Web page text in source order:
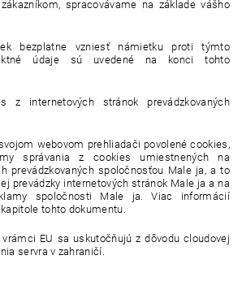
spracovávame na základe vášho
bezplatne vzniesť námietku proti týmto
údaje sú uvedené na konci tohto
z internetových stránok prevádzkovaných
webovom prehliadači povolené cookies,
správania z cookies umiestnených na
prevádzkovaných spoločnosťou Male ja, a to
prevádzky internetových stránok Male ja a na
spoločnosti Male ja. Viac informácií
tohto dokumentu.
EU sa uskutočňujú z dôvodu cloudovej
servra v zahraničí.